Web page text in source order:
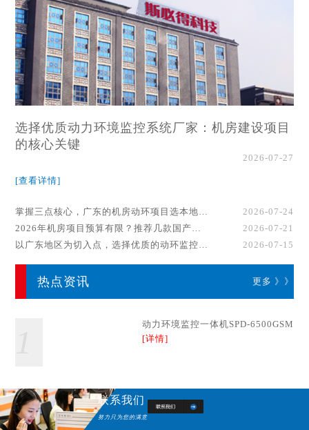
选择优质动力环境监控系统厂家：机房建设项目
的核心关键
2026-07-27
[查看详情]
掌握三点核心，广东的机房动环项目选本地厂家事半功倍！
2026-07-24
2026年机房项目预算有限？推荐几款国产动环监控系统品牌
2026-07-21
以广东地区为切入点，选择优质的动环监控系统厂家
2026-07-15
热点资讯 更多 》》
动力环境监控一体机SPD-6500GSM
[详情]
联系我们
努力只为您的满意